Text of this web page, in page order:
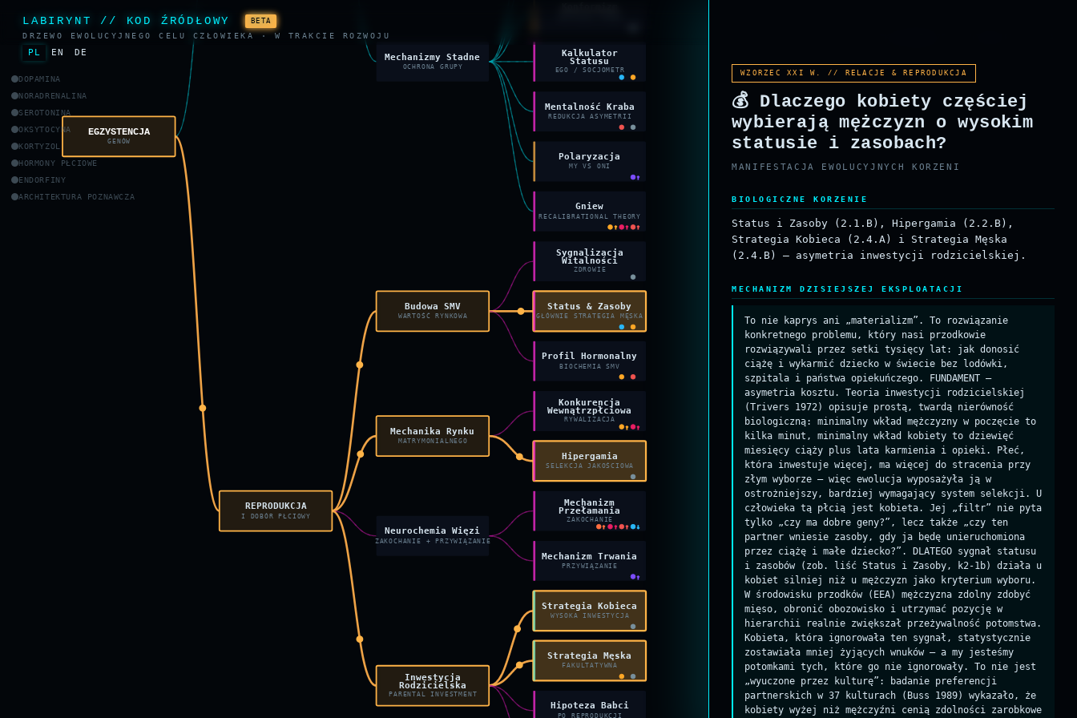
LABIRYNT // KOD ŹRÓDŁOWY BETA
DRZEWO EWOLUCYJNEGO CELU CZŁOWIEKA · W TRAKCIE ROZWOJU
PL EN DE
EGZYSTENCJA
GENÓW
Mechanizmy Stadne
OCHRONA GRUPY
Kalkulator
Statusu
EGO / SOCJOMETR
Mentalność Kraba
REDUKCJA ASYMETRII
↑
Polaryzacja
MY VS ONI
↑ ↑ ↑
Gniew
RECALIBRATIONAL THEORY
REPRODUKCJA
I DOBÓR PŁCIOWY
Budowa SMV
WARTOŚĆ RYNKOWA
Sygnalizacja
Witalności
ZDROWIE
Status & Zasoby
GŁÓWNIE STRATEGIA MĘSKA
Profil Hormonalny
BIOCHEMIA SMV
Mechanika Rynku
MATRYMONIALNEGO
↑ ↑
Konkurencja
Wewnątrzpłciowa
RYWALIZACJA
Hipergamia
SELEKCJA JAKOŚCIOWA
Neurochemia Więzi
ZAKOCHANIE + PRZYWIĄZANIE
↑ ↑ ↑ ↓
Mechanizm
Przełamania
ZAKOCHANIE
↑
Mechanizm Trwania
PRZYWIĄZANIE
Inwestycja
Rodzicielska
PARENTAL INVESTMENT
Strategia Kobieca
WYSOKA INWESTYCJA
Strategia Męska
FAKULTATYWNA
Hipoteza Babci
PO REPRODUKCJI
WZORZEC XXI W. // RELACJE & REPRODUKCJA
💰 Dlaczego kobiety częściej
wybierają mężczyzn o wysokim
statusie i zasobach?
MANIFESTACJA EWOLUCYJNYCH KORZENI
BIOLOGICZNE KORZENIE
Status i Zasoby (2.1.B), Hipergamia (2.2.B),
Strategia Kobieca (2.4.A) i Strategia Męska
(2.4.B) — asymetria inwestycji rodzicielskiej.
MECHANIZM DZISIEJSZEJ EKSPLOATACJI
To nie kaprys ani „materializm”. To rozwiązanie
konkretnego problemu, który nasi przodkowie
rozwiązywali przez setki tysięcy lat: jak donosić
ciążę i wykarmić dziecko w świecie bez lodówki,
szpitala i państwa opiekuńczego. FUNDAMENT —
asymetria kosztu. Teoria inwestycji rodzicielskiej
(Trivers 1972) opisuje prostą, twardą nierówność
biologiczną: minimalny wkład mężczyzny w poczęcie to
kilka minut, minimalny wkład kobiety to dziewięć
miesięcy ciąży plus lata karmienia i opieki. Płeć,
która inwestuje więcej, ma więcej do stracenia przy
złym wyborze — więc ewolucja wyposażyła ją w
ostrożniejszy, bardziej wymagający system selekcji. U
człowieka tą płcią jest kobieta. Jej „filtr” nie pyta
tylko „czy ma dobre geny?”, lecz także „czy ten
partner wniesie zasoby, gdy ja będę unieruchomiona
przez ciążę i małe dziecko?”. DLATEGO sygnał statusu
i zasobów (zob. liść Status i Zasoby, k2-1b) działa u
kobiet silniej niż u mężczyzn jako kryterium wyboru.
W środowisku przodków (EEA) mężczyzna zdolny zdobyć
mięso, obronić obozowisko i utrzymać pozycję w
hierarchii realnie zwiększał przeżywalność potomstwa.
Kobieta, która ignorowała ten sygnał, statystycznie
zostawiała mniej żyjących wnuków — a my jesteśmy
potomkami tych, które go nie ignorowały. To nie jest
„wyuczone przez kulturę”: badanie preferencji
partnerskich w 37 kulturach (Buss 1989) wykazało, że
kobiety wyżej niż mężczyźni cenią zdolności zarobkowe
DOPAMINA
NORADRENALINA
SEROTONINA
OKSYTOCYNA
KORTYZOL
HORMONY PŁCIOWE
ENDORFINY
ARCHITEKTURA POZNAWCZA